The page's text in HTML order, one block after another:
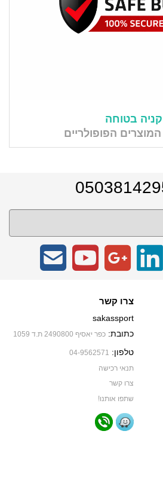
קניה בטוחה
הפופולריים
צרו קשר
sakassport
כתובת: כפר יאסיף 2490800 ת.ד 1059
טלפון: 04-9562571
תנאי רכישה
צרו קשר
שתפו אותנו!